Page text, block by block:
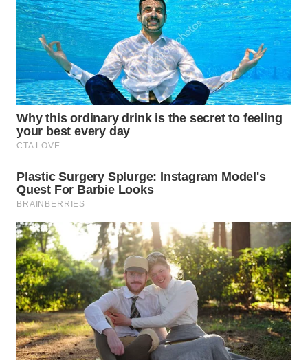
WN
TAPANULI
UTARA
WN
SAMOSIR
WN
LAWAS
WN
SUMEDANG
WN
CIANJUR
WN
KEPULAUAN
SERIBU